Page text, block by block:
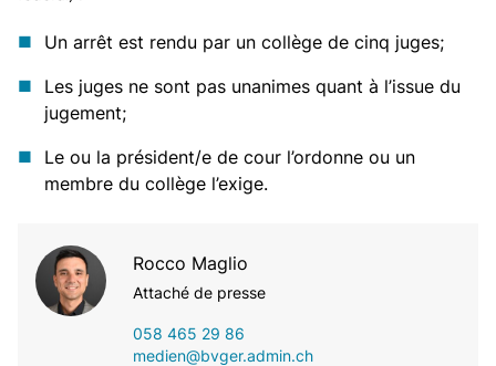
Un arrêt est rendu par un collège de cinq juges;
Les juges ne sont pas unanimes quant à l’issue du
jugement;
Le ou la président/e de cour l’ordonne ou un
membre du collège l’exige.
Rocco Maglio
Attaché de presse
058 465 29 86
medien@bvger.admin.ch